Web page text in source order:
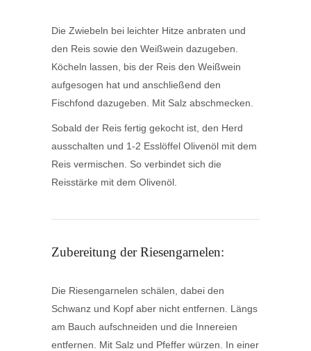
Die Zwiebeln bei leichter Hitze anbraten und
den Reis sowie den Weißwein dazugeben.
Köcheln lassen, bis der Reis den Weißwein
aufgesogen hat und anschließend den
Fischfond dazugeben. Mit Salz abschmecken.
Sobald der Reis fertig gekocht ist, den Herd
ausschalten und 1-2 Esslöffel Olivenöl mit dem
Reis vermischen. So verbindet sich die
Reisstärke mit dem Olivenöl.
Zubereitung der Riesengarnelen:
Die Riesengarnelen schälen, dabei den
Schwanz und Kopf aber nicht entfernen. Längs
am Bauch aufschneiden und die Innereien
entfernen. Mit Salz und Pfeffer würzen. In einer